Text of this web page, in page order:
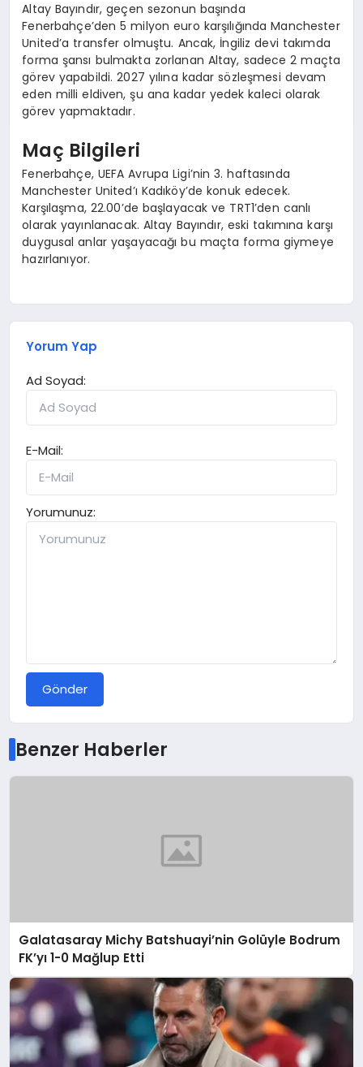
Altay Bayındır, geçen sezonun başında
Fenerbahçe’den 5 milyon euro karşılığında Manchester
United’a transfer olmuştu. Ancak, İngiliz devi takımda
forma şansı bulmakta zorlanan Altay, sadece 2 maçta
görev yapabildi. 2027 yılına kadar sözleşmesi devam
eden milli eldiven, şu ana kadar yedek kaleci olarak
görev yapmaktadır.
Maç Bilgileri
Fenerbahçe, UEFA Avrupa Ligi’nin 3. haftasında
Manchester United’ı Kadıköy’de konuk edecek.
Karşılaşma, 22.00’de başlayacak ve TRT1’den canlı
olarak yayınlanacak. Altay Bayındır, eski takımına karşı
duygusal anlar yaşayacağı bu maçta forma giymeye
hazırlanıyor.
Yorum Yap
Ad Soyad:
E-Mail:
Yorumunuz:
Gönder
Benzer Haberler
Galatasaray Michy Batshuayi’nin Golüyle Bodrum
FK’yı 1-0 Mağlup Etti